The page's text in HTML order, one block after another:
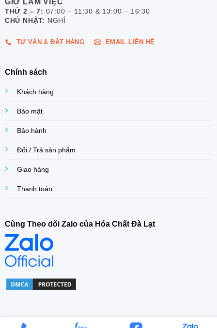
THỨ 2 – 7: 07:00 – 11:30 & 13:00 – 16:30
CHỦ NHẬT: NGHỈ
TƯ VẤN & ĐẶT HÀNG EMAIL LIÊN HỆ
Chính sách
Khách hàng
Bảo mật
Bảo hành
Đổi / Trả sản phẩm
Giao hàng
Thanh toán
Cùng Theo dõi Zalo của Hóa Chất Đà Lạt